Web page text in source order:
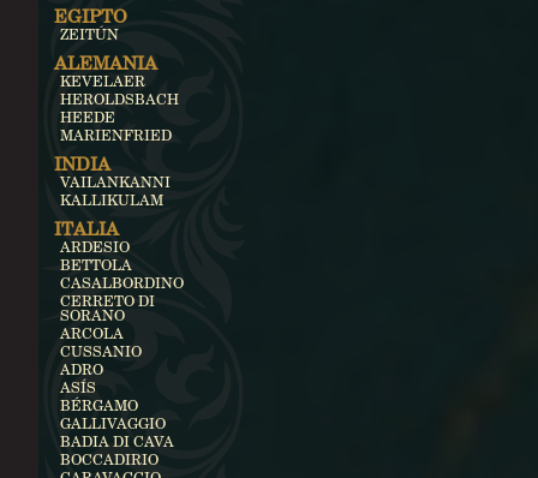
EGIPTO
ZEITÚN
ALEMANIA
KEVELAER
HEROLDSBACH
HEEDE
MARIENFRIED
INDIA
VAILANKANNI
KALLIKULAM
ITALIA
ARDESIO
BETTOLA
CASALBORDINO
CERRETO DI
SORANO
ARCOLA
CUSSANIO
ADRO
ASÍS
BÉRGAMO
GALLIVAGGIO
BADIA DI CAVA
BOCCADIRIO